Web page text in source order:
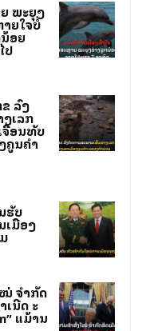
ພະຍຸງ
ຍໃຈບໍ່
ອຍ
ປ
ລົງ
ງເລກ
ຈື່ອນທັບ
ຄູນຄໍາ
ຮັບ
ມືອງ
ໝ່ ຈຳກັດ
ນີດ ສະ
ແມ້ສານ